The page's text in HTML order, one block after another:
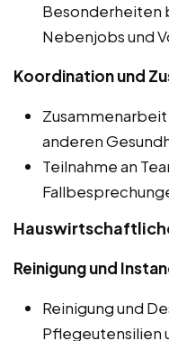
Besonderheiten
Nebenjobs und
Koordination und
anderen
Teilnahme an
Reinigung und
Reinigung und
Pflegeutensilien